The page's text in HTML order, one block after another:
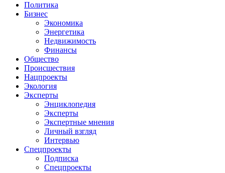
Политика
Бизнес
Экономика
Энергетика
Недвижимость
Финансы
Общество
Происшествия
Нацпроекты
Экология
Эксперты
Энциклопедия
Эксперты
Экспертные мнения
Личный взгляд
Интервью
Спецпроекты
Подписка
Спецпроекты